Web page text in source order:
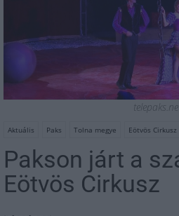
Aktuális Paks Tolna megye Eötvös Cirkusz
Pakson járt a
Eötvös Cirkusz